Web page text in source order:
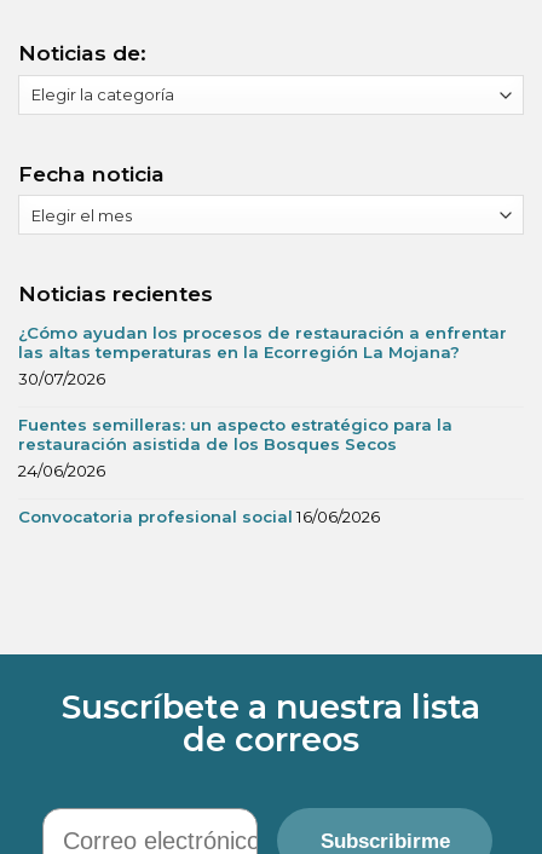
Noticias de:
de:
Fecha noticia
noticia
Noticias recientes
¿Cómo ayudan los procesos de restauración a enfrentar
las altas temperaturas en la Ecorregión La Mojana?
30/07/2026
Fuentes semilleras: un aspecto estratégico para la
restauración asistida de los Bosques Secos
24/06/2026
Convocatoria profesional social 16/06/2026
Suscríbete a nuestra lista
de correos
Correo electrónico
Subscribirme